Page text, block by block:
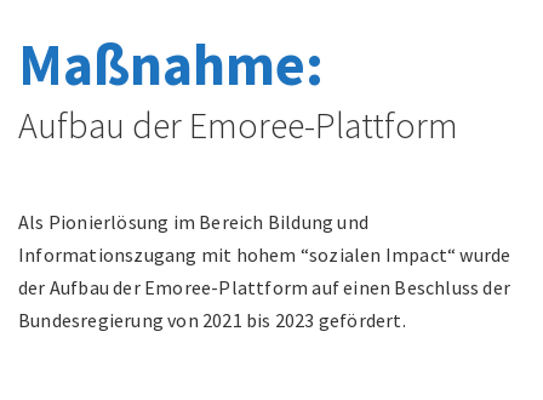
Maßnahme:
Aufbau der Emoree-Plattform
Als Pionierlösung im Bereich Bildung und
Informationszugang mit hohem “sozialen Impact“ wurde
der Aufbau der Emoree-Plattform auf einen Beschluss der
Bundesregierung von 2021 bis 2023 gefördert.